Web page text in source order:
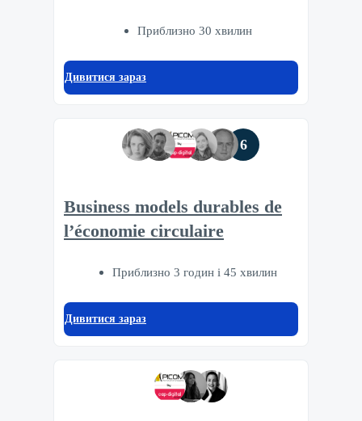
Приблизно 30 хвилин
Дивитися зараз
6
Business models durables de
l’économie circulaire
Приблизно 3 годин і 45 хвилин
Дивитися зараз